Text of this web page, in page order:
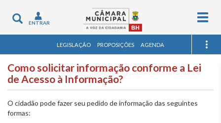
Toggle
navigation
ENTRAR
LEGISLAÇÃO PROPOSIÇÕES AGENDA
Como solicitar informação conforme a Lei
de Acesso à Informação?
O cidadão pode fazer seu pedido de informação das seguintes
formas: